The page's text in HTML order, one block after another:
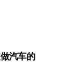
汽车的